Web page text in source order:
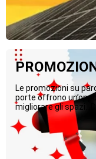
Le promozioni su
porte offrono
migliorare gli